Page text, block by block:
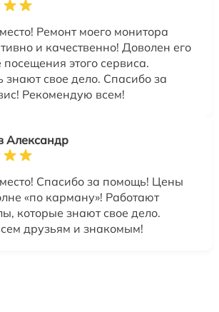
Ремонт моего монитора
и качественно! Доволен его
посещения этого сервиса.
знают свое дело. Спасибо за
Рекомендую всем!
Александр
Спасибо за помощь! Цены
«по карману»! Работают
которые знают свое дело.
друзьям и знакомым!